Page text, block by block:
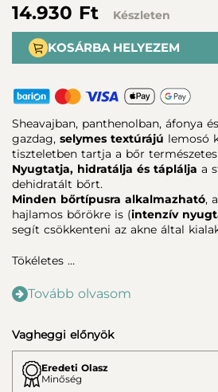
14.930 Ft
Készleten
KOSÁRBA HELYEZEM
Sheavajban, panthenolban, áfonya
gazdag, selymes textúrájú lemosó
tiszteletben tartja a bőr
Nyugtatja, hidratálja és táplálja a
dehidratált bőrt.
Minden bőrtípusra alkalmazható,
hajlamos bőrökre is (intenzív
segít csökkenteni az akne által
Tökéletes …
Tovább olvasom
Vagheggi előnyök
Eredeti Olasz
Minőség